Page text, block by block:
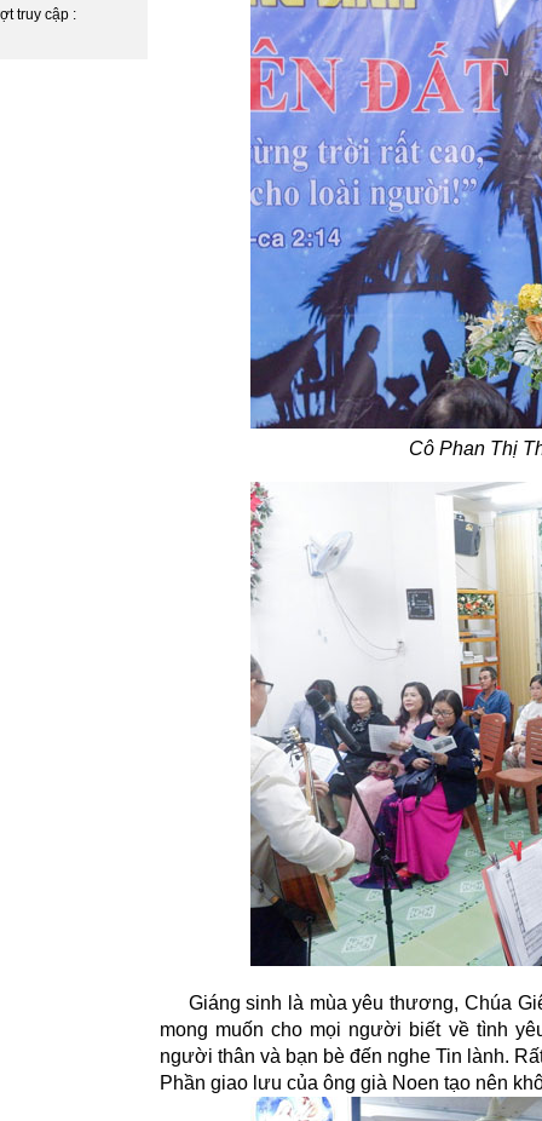
truy cập :
Cô Phan Thị
Giáng sinh là mùa yêu thương, Chúa
mong muốn cho mọi người biết về tình
người thân và bạn bè đến nghe Tin lành.
Phần giao lưu của ông già Noen tạo nên